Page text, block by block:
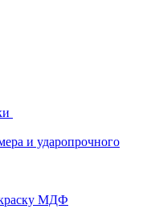
и ударопрочного
МДФ